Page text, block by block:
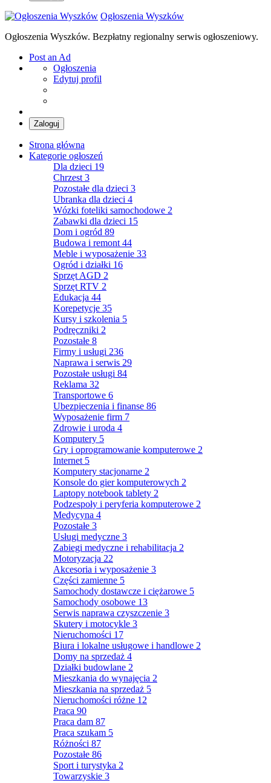
Ogłoszenia Wyszków
Ogłoszenia Wyszków. Bezpłatny regionalny serwis ogłoszeniowy.
Post an Ad
Ogłoszenia
Edytuj profil
Zaloguj
Strona główna
Kategorie ogłoszeń
Dla dzieci 19
Chrzest 3
Pozostałe dla dzieci 3
Ubranka dla dzieci 4
Wózki foteliki samochodowe 2
Zabawki dla dzieci 15
Dom i ogród 89
Budowa i remont 44
Meble i wyposażenie 33
Ogród i działki 16
Sprzęt AGD 2
Sprzęt RTV 2
Edukacja 44
Korepetycje 35
Kursy i szkolenia 5
Podręczniki 2
Pozostałe 8
Firmy i usługi 236
Naprawa i serwis 29
Pozostałe usługi 84
Reklama 32
Transportowe 6
Ubezpieczenia i finanse 86
Wyposażenie firm 7
Zdrowie i uroda 4
Komputery 5
Gry i oprogramowanie komputerowe 2
Internet 5
Komputery stacjonarne 2
Konsole do gier komputerowych 2
Laptopy notebook tablety 2
Podzespoły i peryferia komputerowe 2
Medycyna 4
Pozostałe 3
Usługi medyczne 3
Zabiegi medyczne i rehabilitacja 2
Motoryzacja 22
Akcesoria i wyposażenie 3
Części zamienne 5
Samochody dostawcze i ciężarowe 5
Samochody osobowe 13
Serwis naprawa czyszczenie 3
Skutery i motocykle 3
Nieruchomości 17
Biura i lokalne usługowe i handlowe 2
Domy na sprzedaż 4
Działki budowlane 2
Mieszkania do wynajęcia 2
Mieszkania na sprzedaż 5
Nieruchomości różne 12
Praca 90
Praca dam 87
Praca szukam 5
Różności 87
Pozostałe 86
Sport i turystyka 2
Towarzyskie 3